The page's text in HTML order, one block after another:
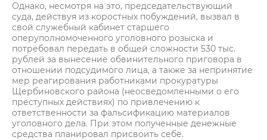
Однако, несмотря на это, председательствующий
суда, действуя из коростных побуждений, вызвал в
свой служебный кабинет старшего
оперуполномоченного уголовного розыска и
потребовал передать в общей сложности 530 тыс.
рублей за вынесение обвинительного приговора в
отношении подсудимого лица, а также за непринятие
мер реагирования работниками прокуратуры
Щербиновского района (неосведомленными о его
преступных действиях) по привлечению к
ответственности за фальсификацию материалов
уголовного дела. При этом полученные денежные
средства планировал присвоить себе.